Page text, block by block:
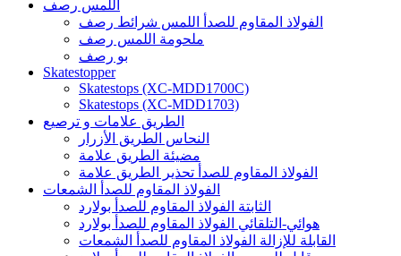
اللمس رصف
الفولاذ المقاوم للصدأ اللمس شرائط رصف
ملحومة اللمس رصف
بو رصف
Skatestopper
Skatestops (XC-MDD1700C)
Skatestops (XC-MDD1703)
الطريق علامات و ترصيع
النحاس الطريق الأزرار
مضيئة الطريق علامة
الفولاذ المقاوم للصدأ تحذير الطريق علامة
الفولاذ المقاوم للصدأ الشمعات
الثابتة الفولاذ المقاوم للصدأ بولارد
هوائي-التلقائي الفولاذ المقاوم للصدأ بولارد
القابلة للإزالة الفولاذ المقاوم للصدأ الشمعات